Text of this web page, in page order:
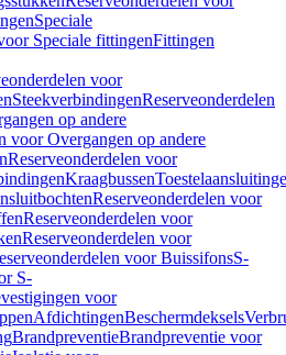
Speciale
Speciale fittingenFittingen
voor
SteekverbindingenReserveonderdelen
op andere
voor Overgangen op andere
Reserveonderdelen voor
Kraagbussen
Reserveonderdelen voor
Reserveonderdelen voor
Reserveonderdelen voor
voor BuissifonsS-
S-
voor
AfdichtingenBeschermdeksels
BrandpreventieBrandpreventie voor